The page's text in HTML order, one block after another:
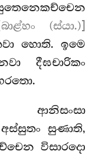
[බාළ්හං (ස්යා.)]
හොති. ඉමෙ
දීඝචාරිකං
ආනිසංසා
සුණාති,
විසාරදො